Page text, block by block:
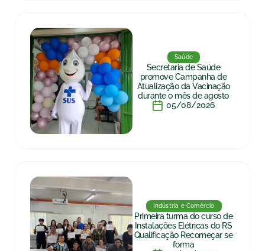
Saúde
Secretaria de Saúde
promove Campanha de
Atualização da Vacinação
durante o mês de agosto
05/08/2026
Indústria e Comércio
Primeira turma do curso de
Instalações Elétricas do RS
Qualificação Recomeçar se
forma